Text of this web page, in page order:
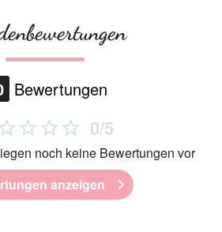
Bewertungen
0/5
noch keine Bewertungen vor
anzeigen